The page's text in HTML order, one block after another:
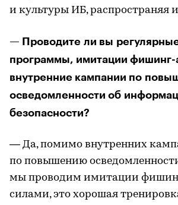
и культуры ИБ, распространяя
— Проводите ли вы
программы, имитации фишинг-
внутренние кампании по
осведомленности об
безопасности?
— Да, помимо внутренних
по повышению
мы проводим имитации
силами, это хорошая